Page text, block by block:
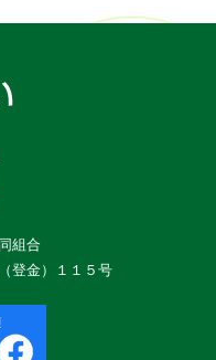
組合
登金）１１５号